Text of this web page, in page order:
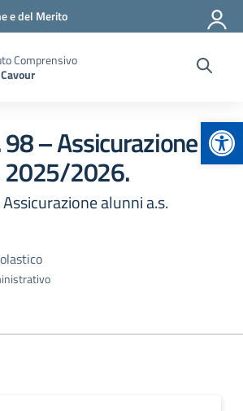
e del Merito
Comprensivo
98 – Assicurazione
2025/2026.
alunni a.s.